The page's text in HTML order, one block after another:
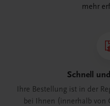
mehr
Schnell
Ihre Bestellung ist in der
bei Ihnen (innerhalb von